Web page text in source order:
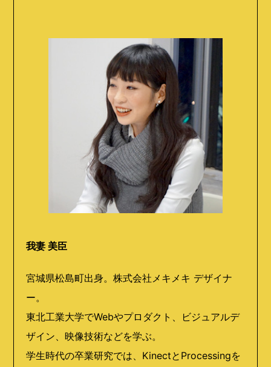
我妻 美臣
宮城県松島町出身。株式会社メキメキ デザイナ
ー。
東北工業大学でWebやプロダクト、ビジュアルデ
ザイン、映像技術などを学ぶ。
学生時代の卒業研究では、KinectとProcessingを